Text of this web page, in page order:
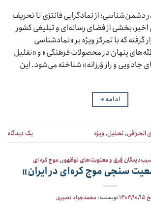
دشمن‌شناسی؛ از نمادگرایی فانتزی تا تحریف
بخشی از فضای رسانه‌ای و تبلیغی کشور
گرفته که با تمرکز ویژه بر «نمادشناسی
پنهان در محصولات فرهنگی» و «تقلیل
جادویی و راز وَرزانه» شناخته می‌شود. این
ادامه→
انحرافی,تحلیل,ویژه یک دیدگاه
فِرق و معنویت‌های نوظهور,موج کره ای
سنجی موج کره‌ای در ایران»
۱۴۰۴/۱۰/۱۵ نویسنده: محمدجواد نصیری